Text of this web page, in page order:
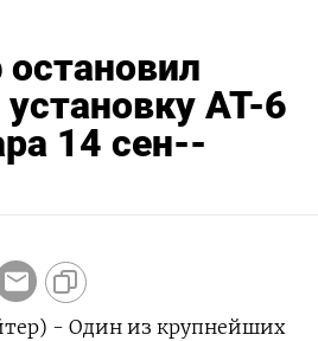
АТ-6
14 сен--
- Один из крупнейших